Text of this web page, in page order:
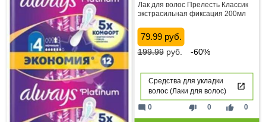
Лак для волос Прелесть Классик
экстрасильная фиксация 200мл
79.99 руб.
199.99руб. -60%
Средства для укладки
волос (Лаки для волос)
thumb_down 0 thumb_up 0
mode_comment 0